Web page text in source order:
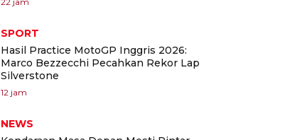
SPORT
Hasil Practice MotoGP Inggris 2026:
Marco Bezzecchi Pecahkan Rekor Lap
Silverstone
12 jam
NEWS